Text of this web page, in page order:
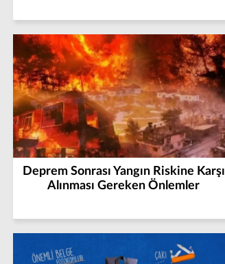
Deprem Sonrası Yangın Riskine Karşı
Alınması Gereken Önlemler